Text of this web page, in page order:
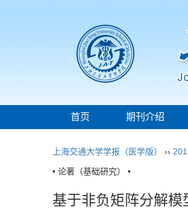
首页 期刊介绍
上海交通大学学报（医学版） ››
• 论著（基础研究） •
基于非负矩阵分解